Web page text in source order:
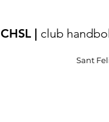
CHSL | club
Sant